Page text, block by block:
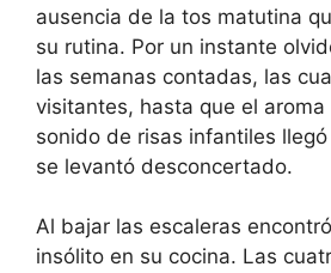
ausencia de la tos matutina
su rutina. Por un instante
las semanas contadas, las
visitantes, hasta que el
sonido de risas infantiles
se levantó desconcertado.
Al bajar las escaleras
insólito en su cocina. Las